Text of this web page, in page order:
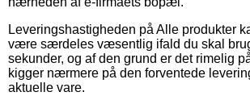
Leveringshastigheden på Alle produkter
være særdeles væsentlig ifald du skal
sekunder, og af den grund er det rimelig
kigger nærmere på den forventede
aktuelle vare.